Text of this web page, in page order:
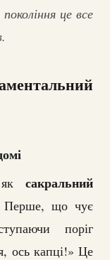
це все
сакральний
що чує
поріг
ось капці!» Це